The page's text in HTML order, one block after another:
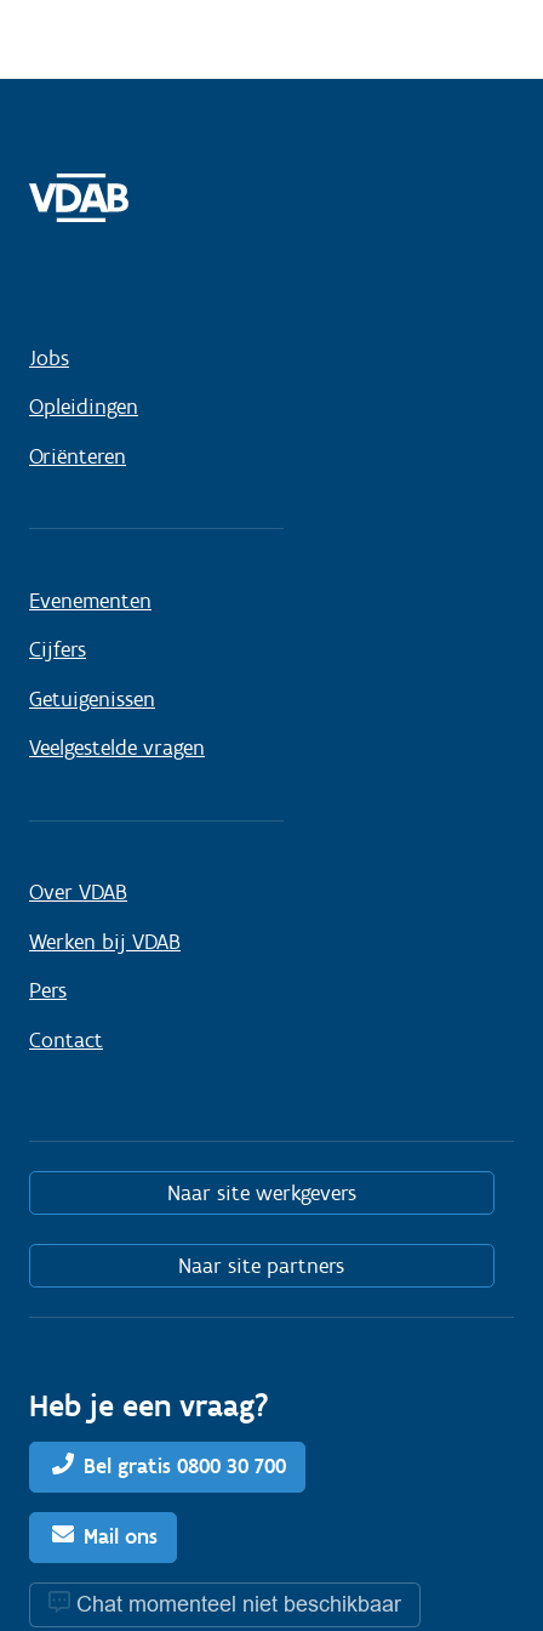
Jobs
Opleidingen
Oriënteren
Evenementen
Cijfers
Getuigenissen
Veelgestelde vragen
Over VDAB
Werken bij VDAB
Pers
Contact
Naar site werkgevers
Naar site partners
Heb je een vraag?
Bel gratis 0800 30 700
Mail ons
Chat momenteel niet beschikbaar